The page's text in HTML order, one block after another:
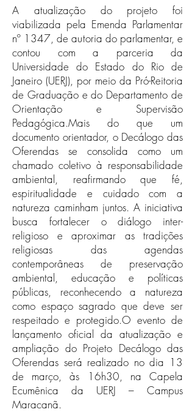
A atualização do projeto foi
viabilizada pela Emenda Parlamentar
nº 1347, de autoria do parlamentar, e
contou com a parceria da
Universidade do Estado do Rio de
Janeiro (UERJ), por meio da Pró-Reitoria
de Graduação e do Departamento de
Orientação e Supervisão
Pedagógica.Mais do que um
documento orientador, o Decálogo das
Oferendas se consolida como um
chamado coletivo à responsabilidade
ambiental, reafirmando que fé,
espiritualidade e cuidado com a
natureza caminham juntos. A iniciativa
busca fortalecer o diálogo inter-
religioso e aproximar as tradições
religiosas das agendas
contemporâneas de preservação
ambiental, educação e políticas
públicas, reconhecendo a natureza
como espaço sagrado que deve ser
respeitado e protegido.O evento de
lançamento oficial da atualização e
ampliação do Projeto Decálogo das
Oferendas será realizado no dia 13
de março, às 16h30, na Capela
Ecumênica da UERJ – Campus
Maracanã.